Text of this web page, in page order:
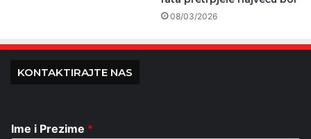
08/03/2026
KONTAKTIRAJTE NAS
Ime i Prezime *